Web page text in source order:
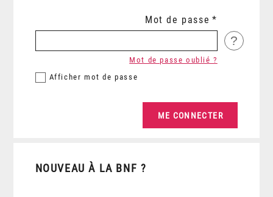
Mot de passe
?
Afficher mot de passe
Mot de passe oublié ?
NOUVEAU À LA BNF ?